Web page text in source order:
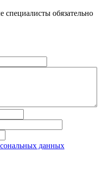
обязательно
данных